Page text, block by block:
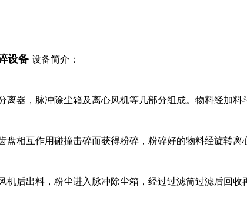
设备 设备简介：
离器，脉冲除尘箱及离心风机等几部分组成。物料经加料
盘相互作用碰撞击碎而获得粉碎，粉碎好的物料经旋转离
机后出料，粉尘进入脉冲除尘箱，经过过滤筒过滤后回收